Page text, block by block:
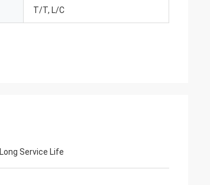
T/T, L/C
Long Service Life